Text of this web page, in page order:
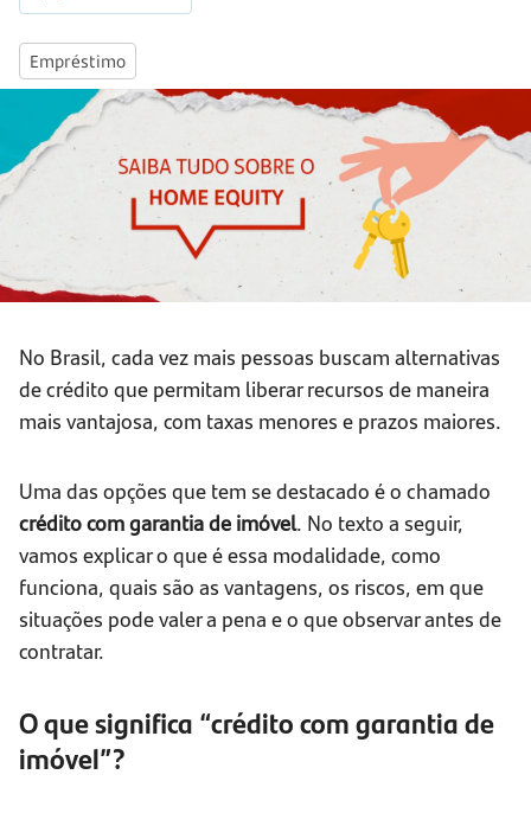
Empréstimo
No Brasil, cada vez mais pessoas buscam alternativas
de crédito que permitam liberar recursos de maneira
mais vantajosa, com taxas menores e prazos maiores.
Uma das opções que tem se destacado é o chamado
crédito com garantia de imóvel. No texto a seguir,
vamos explicar o que é essa modalidade, como
funciona, quais são as vantagens, os riscos, em que
situações pode valer a pena e o que observar antes de
contratar.
O que significa “crédito com garantia de
imóvel”?